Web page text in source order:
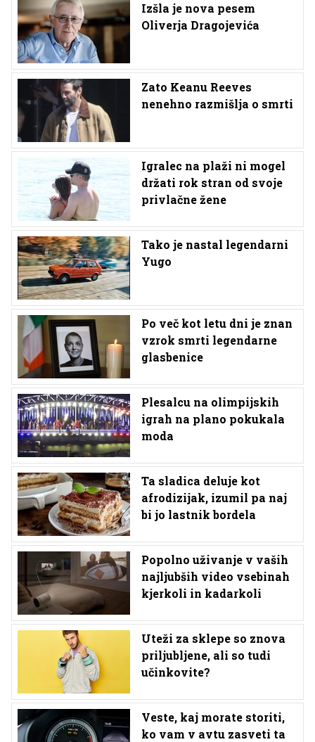
Izšla je nova pesem
Oliverja Dragojevića
Zato Keanu Reeves
nenehno razmišlja o smrti
Igralec na plaži ni mogel
držati rok stran od svoje
privlačne žene
Tako je nastal legendarni
Yugo
Po več kot letu dni je znan
vzrok smrti legendarne
glasbenice
Plesalcu na olimpijskih
igrah na plano pokukala
moda
Ta sladica deluje kot
afrodizijak, izumil pa naj
bi jo lastnik bordela
Popolno uživanje v vaših
najljubših video vsebinah
kjerkoli in kadarkoli
Uteži za sklepe so znova
priljubljene, ali so tudi
učinkovite?
Veste, kaj morate storiti,
ko vam v avtu zasveti ta